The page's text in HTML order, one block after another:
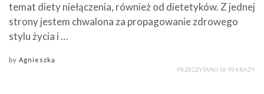
temat diety niełączenia, również od dietetyków. Z jednej
strony jestem chwalona za propagowanie zdrowego
stylu życia i …
by Agnieszka
PRZECZYTANO 56 954 RAZY